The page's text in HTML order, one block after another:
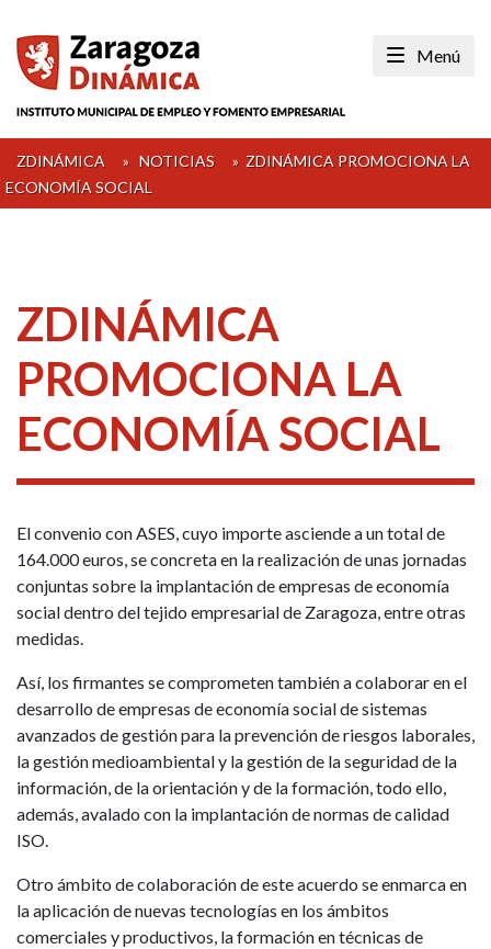
content
Menú
ZDINÁMICA » NOTICIAS » ZDINÁMICA PROMOCIONA LA
ECONOMÍA SOCIAL
ZDINÁMICA
PROMOCIONA LA
ECONOMÍA SOCIAL
El convenio con ASES, cuyo importe asciende a un total de
164.000 euros, se concreta en la realización de unas jornadas
conjuntas sobre la implantación de empresas de economía
social dentro del tejido empresarial de Zaragoza, entre otras
medidas.
Así, los firmantes se comprometen también a colaborar en el
desarrollo de empresas de economía social de sistemas
avanzados de gestión para la prevención de riesgos laborales,
la gestión medioambiental y la gestión de la seguridad de la
información, de la orientación y de la formación, todo ello,
además, avalado con la implantación de normas de calidad
ISO.
Otro ámbito de colaboración de este acuerdo se enmarca en
la aplicación de nuevas tecnologías en los ámbitos
comerciales y productivos, la formación en técnicas de